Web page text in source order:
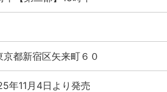
都新宿区矢来町６０
11月4日より発売